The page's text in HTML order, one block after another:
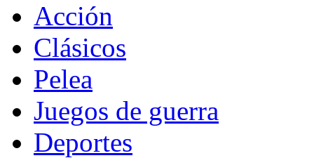
Acción
Clásicos
Pelea
Juegos de guerra
Deportes